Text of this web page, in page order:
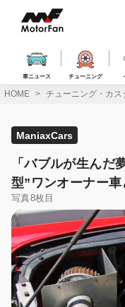
ス
車ニュース チューニング
HOME チューニング・カス
ManiaxCars
「バブルが生ん
型”ワンオーナー
写真8枚目